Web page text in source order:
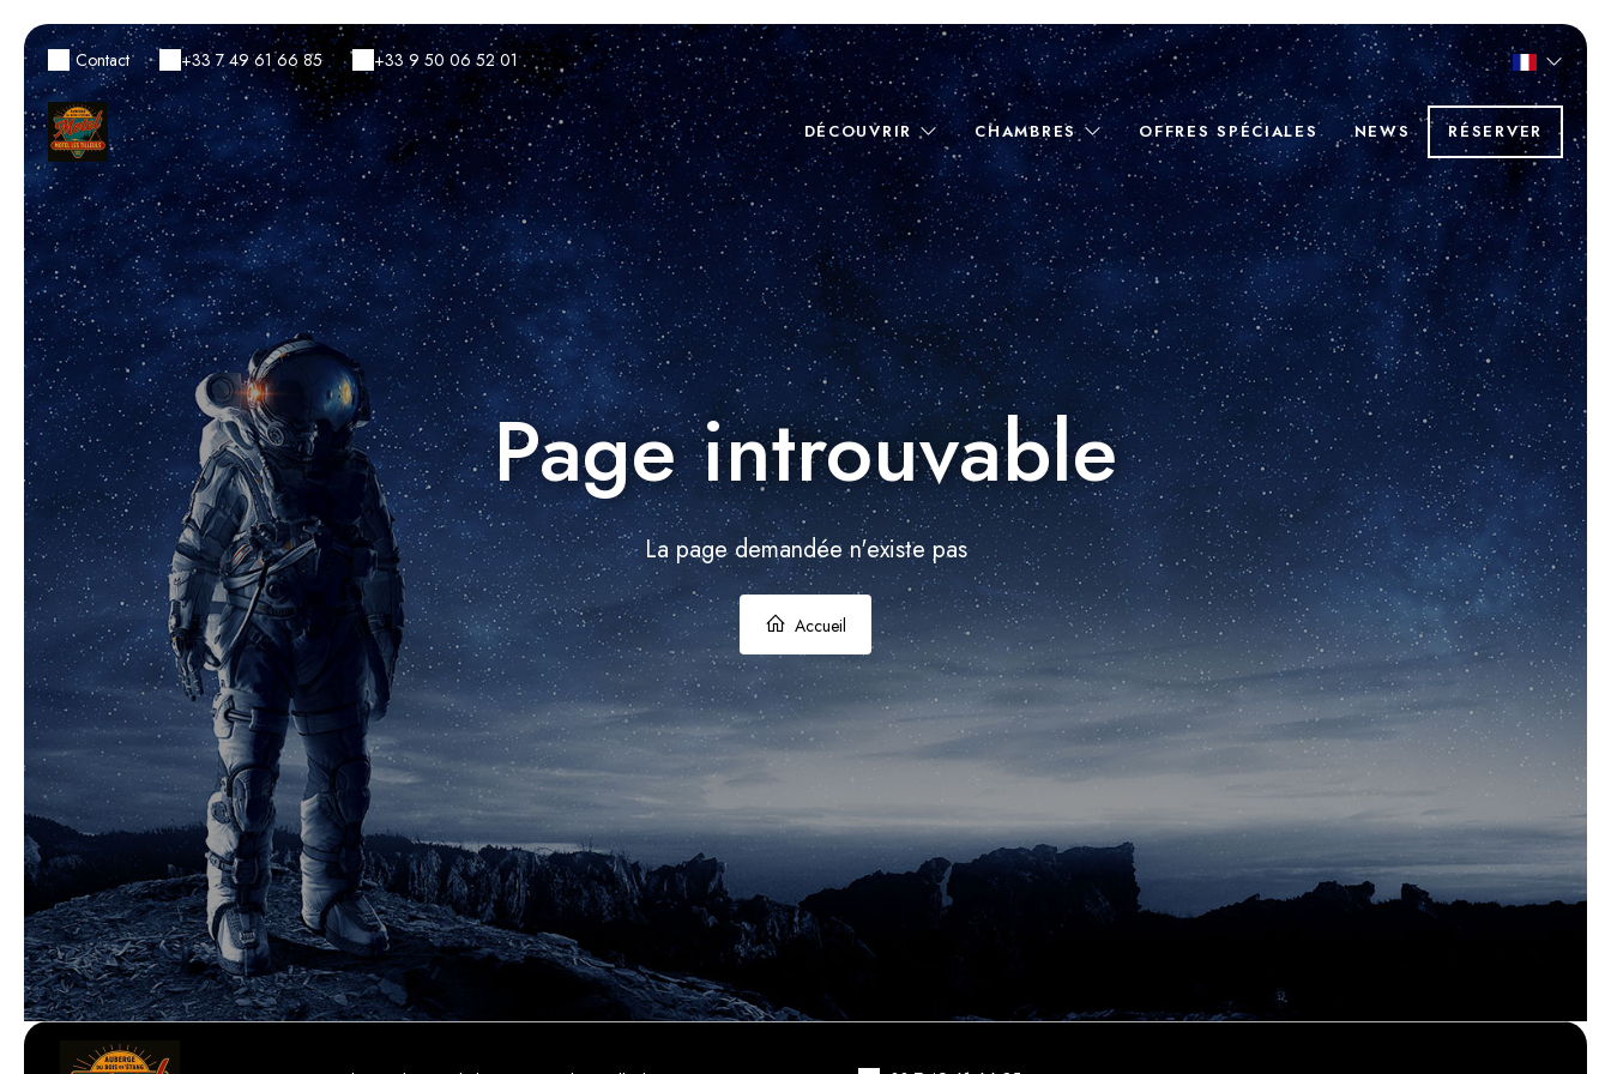
Contact +33 7 49 61 66 85 +33 9 50 06 52 01
DÉCOUVRIR CHAMBRES OFFRES SPÉCIALES NEWS RÉSERVER
Page introuvable
La page demandée n'existe pas
Accueil